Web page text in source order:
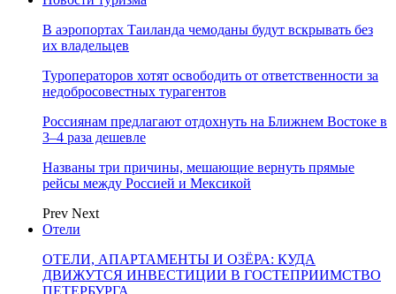
В аэропортах Таиланда чемоданы будут вскрывать без
их владельцев
Туроператоров хотят освободить от ответственности за
недобросовестных турагентов
Россиянам предлагают отдохнуть на Ближнем Востоке в
3–4 раза дешевле
Названы три причины, мешающие вернуть прямые
рейсы между Россией и Мексикой
Prev Next
Отели
ОТЕЛИ, АПАРТАМЕНТЫ И ОЗЁРА: КУДА
ДВИЖУТСЯ ИНВЕСТИЦИИ В ГОСТЕПРИИМСТВО
ПЕТЕРБУРГА